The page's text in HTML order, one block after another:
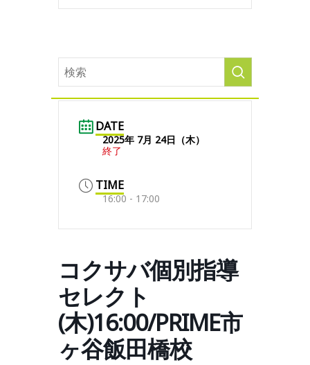
DATE
2025年 7月 24日（木）
終了
TIME
16:00 - 17:00
コクサバ個別指導
セレクト
(木)16:00/PRIME市
ヶ谷飯田橋校